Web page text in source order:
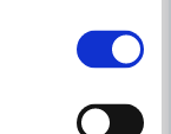
Proffs (Universal)